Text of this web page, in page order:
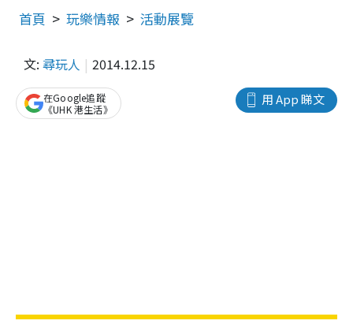
首頁 玩樂情報 活動展覽
文: 尋玩人 2014.12.15
用 App 睇文
在Google追蹤
《UHK 港生活》